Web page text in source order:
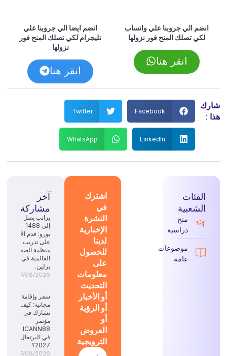
انضم الي جروبنا علي واتساب
لكي تصلك المنح فور نزولها
انقر هنا
انضم ايضا الي جروبنا علي
تليجرام لكي تصلك المنح فور
نزولها
انقر هنا
شارك
هذا :
Facebook
Twitter
LinkedIn
WhatsApp
الفئات
الشعبية
منح
دراسية
موضوعات
عامة
اشترك
في
النشرة
الإخبارية
لدينا
للحصول
على
معلومات
التحديث
أو الأخبار
أو الرؤية
أو
العروض
الترويجية
آخر
مشاركة
براتب يصل
إلى 1488
يورو: قدم الآن
على تدريب
منظمة الصحة
العالمية في
برلين.
07/08/2026
سفر وإقامة
مجانية: كيف
تشارك في
مؤتمر
ICANN88
في البرتغال
2027؟
07/08/2026